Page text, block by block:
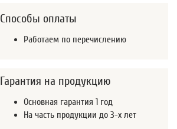
Способы оплаты
Работаем по перечислению
Гарантия на продукцию
Основная гарантия 1 год
На часть продукции до 3-х лет